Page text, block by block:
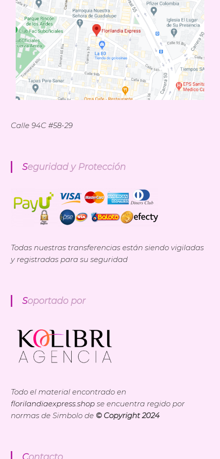
Calle 94C #58-29
Seguridad y Protección
Todas nuestras transferencias están siendo vigiladas
y registradas para su seguridad
Soportado por
Todo el material encontrado en
florilandiaexpress.shopse encuentra regido por
normas de Simbolo de © Copyright 2024